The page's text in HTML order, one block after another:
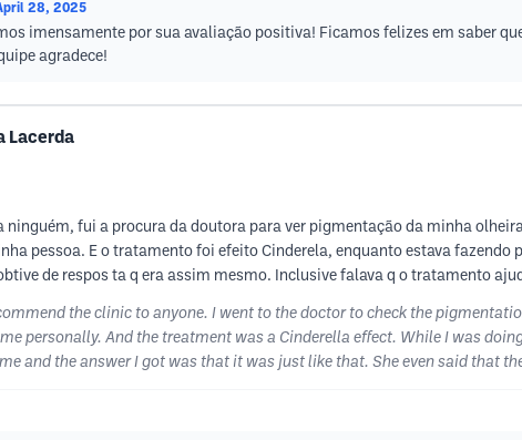
28, 2025
imensamente por sua avaliação positiva! Ficamos felizes em saber
agradece!
Lacerda
ninguém, fui a procura da doutora para ver pigmentação da minha
pessoa. E o tratamento foi efeito Cinderela, enquanto estava
de respos ta q era assim mesmo. Inclusive falava q o tratamento
the clinic to anyone. I went to the doctor to check the
personally. And the treatment was a Cinderella effect. While I was
and the answer I got was that it was just like that. She even said that